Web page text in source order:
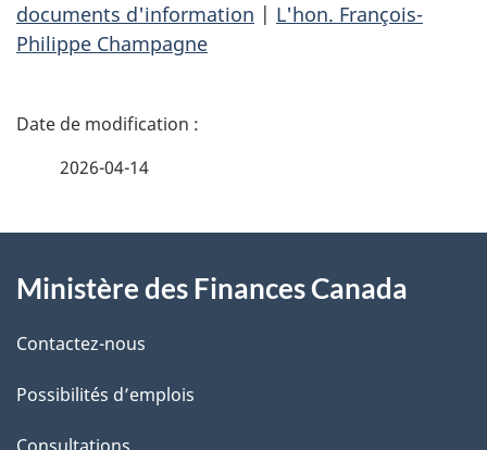
documents d'information | L'hon. François-
Philippe Champagne
D
i
l
s
2026-04-14
propos
de
ce
Ministère des Finances Canada
Contactez-nous
Possibilités d’emplois